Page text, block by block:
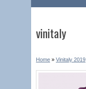
vinitaly
Home » Vinitaly 2019